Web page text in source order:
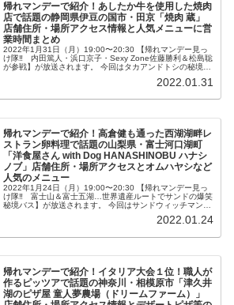
帰れマンデーで紹介！あしたか牛を使用した焼肉
店で話題の静岡県伊豆の国市・田京「焼肉 蔵」
店舗住所・場所アクセス情報と人気メニューに営
業時間まとめ
2022年1月31日（月）19:00〜20:30 【帰れマンデー見っ
け隊‼ 内田篤人・浜口京子・Sexy Zone佐藤勝利＆松島聡
が参戦】が放送されます。 今回はタカアンドトシの秘境バ
2022.01.31
帰れマンデーで紹介！高倉健も通った西湖湖畔レ
ストラン卵料理で話題の山梨県・富士河口湖町
「洋食屋さん with Dog HANASHINOBU ハナシ
ノブ」店舗住所・場所アクセスとオムハヤシなど
人気のメニュー
2022年1月24日（月）19:00〜20:30 【帰れマンデー見っ
け隊‼ 富士山＆富士五湖…世界遺産ルートでサンドの爆笑
秘境バス】が放送されます。 今回はサンドウィッチマンの
2022.01.24
帰れマンデーで紹介！イタリア大会１位！職人が
作るピッツアで話題の神奈川・相模原市「津久井
湖のピザ屋 童人夢農場（ドリームファーム）」